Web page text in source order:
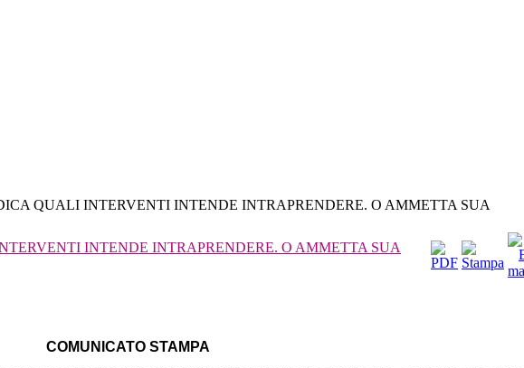
QUALI INTERVENTI INTENDE INTRAPRENDERE. O AMMETTA SUA
INTENDE INTRAPRENDERE. O AMMETTA SUA
COMUNICATO STAMPA